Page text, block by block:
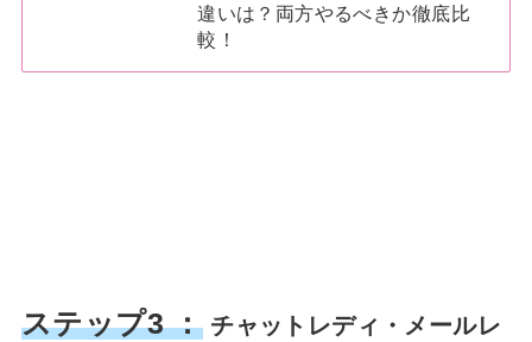
違いは？両方やるべきか徹底比
較！
ステップ3 ：チャットレディ・メールレ